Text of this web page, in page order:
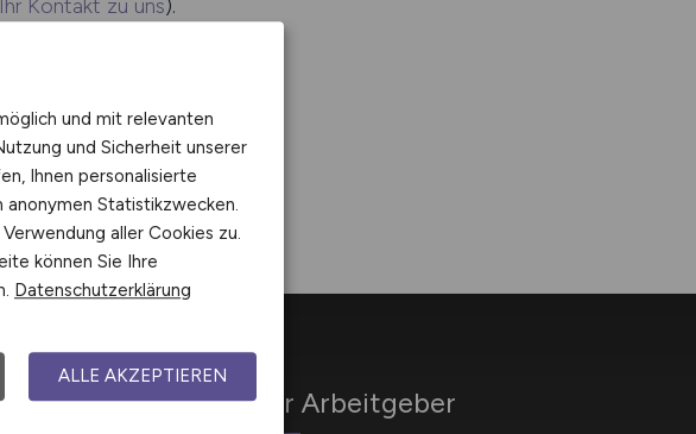
Ihr Kontakt zu uns).
Für Arbeitgeber
und mit relevanten
und Sicherheit unserer
Ihnen personalisierte
anonymen Statistikzwecken.
aller Cookies zu.
können Sie Ihre
Datenschutzerklärung
ALLE AKZEPTIEREN